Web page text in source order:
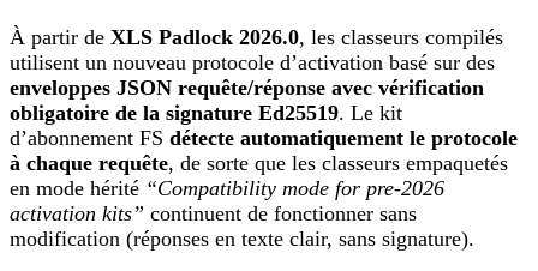
À partir de XLS Padlock 2026.0, les classeurs compilés
utilisent un nouveau protocole d’activation basé sur des
enveloppes JSON requête/réponse avec vérification
obligatoire de la signature Ed25519. Le kit
d’abonnement FS détecte automatiquement le protocole
à chaque requête, de sorte que les classeurs empaquetés
en mode hérité “Compatibility mode for pre-2026
activation kits” continuent de fonctionner sans
modification (réponses en texte clair, sans signature).